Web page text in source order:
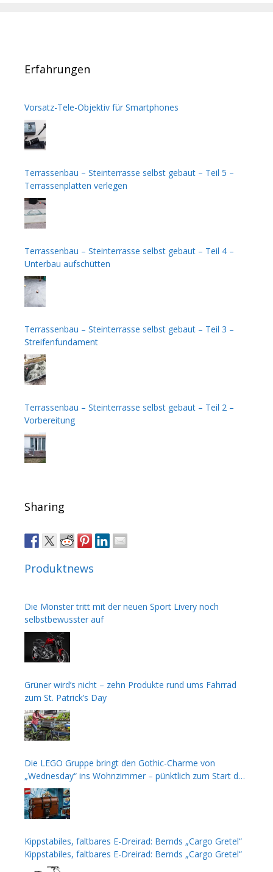
Erfahrungen
Vorsatz-Tele-Objektiv für Smartphones
Terrassenbau – Steinterrasse selbst gebaut – Teil 5 –
Terrassenplatten verlegen
Terrassenbau – Steinterrasse selbst gebaut – Teil 4 –
Unterbau aufschütten
Terrassenbau – Steinterrasse selbst gebaut – Teil 3 –
Streifenfundament
Terrassenbau – Steinterrasse selbst gebaut – Teil 2 –
Vorbereitung
Sharing
Produktnews
Die Monster tritt mit der neuen Sport Livery noch
selbstbewusster auf
Grüner wird’s nicht – zehn Produkte rund ums Fahrrad
zum St. Patrick’s Day
Die LEGO Gruppe bringt den Gothic-Charme von
„Wednesday“ ins Wohnzimmer – pünktlich zum Start der
zweiten Staffel
Kippstabiles, faltbares E-Dreirad: Bernds „Cargo Gretel“
Kippstabiles, faltbares E-Dreirad: Bernds „Cargo Gretel“